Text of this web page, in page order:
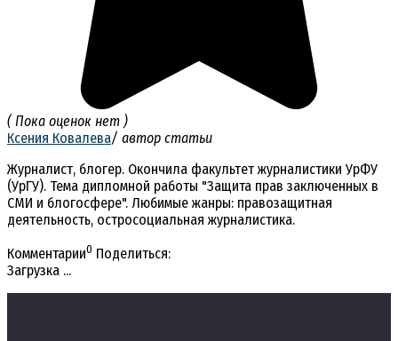
( Пока оценок нет )
Ксения Ковалева/ автор статьи
Журналист, блогер. Окончила факультет журналистики УрФУ
(УрГУ). Тема дипломной работы "Защита прав заключенных в
СМИ и блогосфере". Любимые жанры: правозащитная
деятельность, остросоциальная журналистика.
Комментарии0 Поделиться:
Загрузка ...